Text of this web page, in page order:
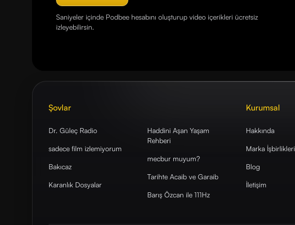
Saniyeler içinde Podbee hesabını oluşturup video içerikleri ücretsiz
izleyebilirsin.
Şovlar
Dr. Güleç Radio
sadece film izlemiyorum
Bakıcaz
Karanlık Dosyalar
Haddini Aşan Yaşam
Rehberi
mecbur muyum?
Tarihte Acaib ve Garaib
Barış Özcan ile 111Hz
Kurumsal
Hakkında
Marka İşbirlikleri
Blog
İletişim